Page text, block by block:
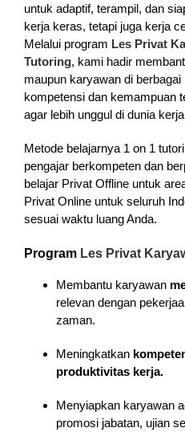
untuk adaptif, terampil, dan
kerja keras, tetapi juga kerja
Melalui program Les Privat
Tutoring, kami hadir
maupun karyawan di
kompetensi dan kemampuan
agar lebih unggul di dunia
Metode belajarnya 1 on 1
pengajar berkompeten dan
belajar Privat Offline untuk
Privat Online untuk seluruh
sesuai waktu luang Anda.
Program Les Privat
Membantu karyawan
relevan dengan
zaman.
Meningkatkan
produktivitas kerja.
Menyiapkan karyawan
promosi jabatan, ujian